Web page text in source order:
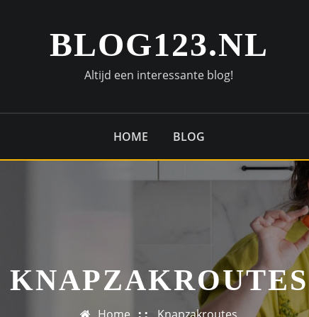
BLOG123.NL
Altijd een interessante blog!
HOME BLOG
KNAPZAKROUTES